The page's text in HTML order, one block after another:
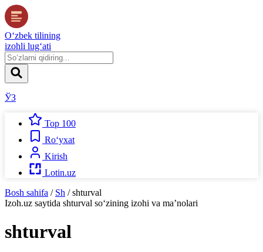
O‘zbek tilining
izohli lug‘ati
ЎЗ
Top 100
Ro‘yxat
Kirish
Lotin.uz
Bosh sahifa / Sh / shturval
Izoh.uz saytida shturval so‘zining izohi va ma’nolari
shturval